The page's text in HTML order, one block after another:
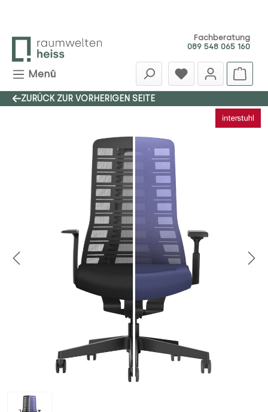
Fachberatung
089 548 065 160
Menü
ZURÜCK ZUR VORHERIGEN SEITE
Bildergalerie überspringen